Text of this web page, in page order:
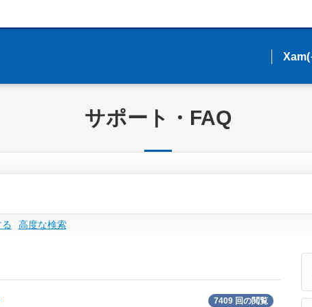
Xam(
Xam(
サポート・FAQ
高度な検索
7409 回の閲覧